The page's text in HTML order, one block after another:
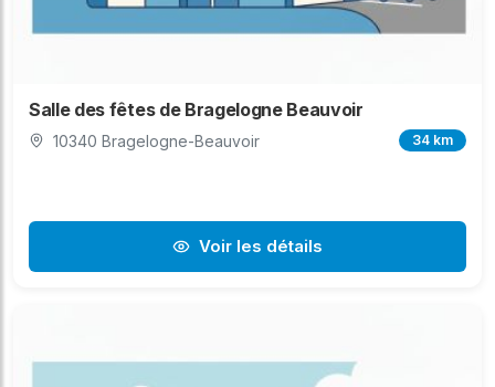
Salle des fêtes de Bragelogne Beauvoir
10340 Bragelogne-Beauvoir 34 km
Voir les détails